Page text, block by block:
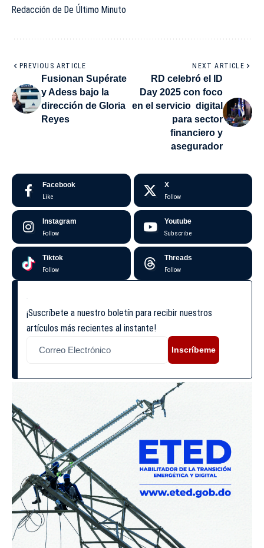
Redacción de De Último Minuto
PREVIOUS ARTICLE
Fusionan Supérate
y Adess bajo la
dirección de Gloria
Reyes
NEXT ARTICLE
RD celebró el ID
Day 2025 con foco
en el servicio digital
para sector
financiero y
asegurador
Facebook
Like
X
Follow
Instagram
Follow
Youtube
Subscribe
Tiktok
Follow
Threads
Follow
¡Suscríbete a nuestro boletín para recibir nuestros
artículos más recientes al instante!
Inscríbeme